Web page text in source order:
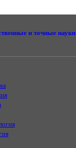
и точные науки